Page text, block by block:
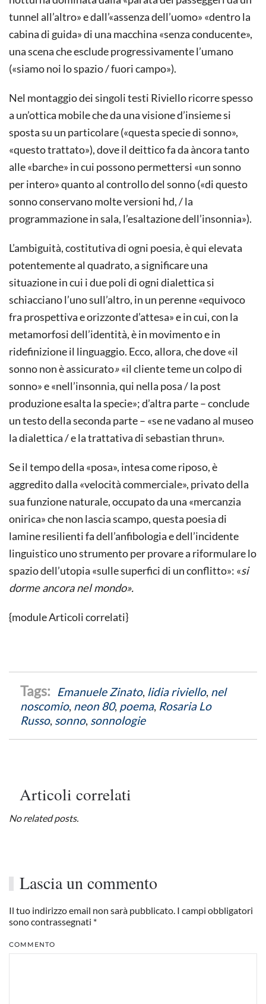
tunnel all’altro» e dall’«assenza dell’uomo» «dentro la
cabina di guida» di una macchina «senza conducente»,
una scena che esclude progressivamente l’umano
(«siamo noi lo spazio / fuori campo»).
Nel montaggio dei singoli testi Riviello ricorre spesso
a un’ottica mobile che da una visione d’insieme si
sposta su un particolare («questa specie di sonno»,
«questo trattato»), dove il deittico fa da àncora tanto
alle «barche» in cui possono permettersi «un sonno
per intero» quanto al controllo del sonno («di questo
sonno conservano molte versioni hd, / la
programmazione in sala, l’esaltazione dell’insonnia»).
L’ambiguità, costitutiva di ogni poesia, è qui elevata
potentemente al quadrato, a significare una
situazione in cui i due poli di ogni dialettica si
schiacciano l’uno sull’altro, in un perenne «equivoco
fra prospettiva e orizzonte d’attesa» e in cui, con la
metamorfosi dell’identità, è in movimento e in
ridefinizione il linguaggio. Ecco, allora, che dove «il
sonno non è assicurato»«il cliente teme un colpo di
sonno» e «nell’insonnia, qui nella posa / la post
produzione esalta la specie»; d’altra parte – conclude
un testo della seconda parte – «se ne vadano al museo
la dialettica / e la trattativa di sebastian thrun».
Se il tempo della «posa», intesa come riposo, è
aggredito dalla «velocità commerciale», privato della
sua funzione naturale, occupato da una «mercanzia
onirica» che non lascia scampo, questa poesia di
lamine resilienti fa dell’anfibologia e dell’incidente
linguistico uno strumento per provare a riformulare lo
spazio dell’utopia «sulle superfici di un conflitto»: «si
dorme ancora nel mondo».
{module Articoli correlati}
Emanuele Zinato, lidia riviello, nel
noscomio, neon 80, poema, Rosaria Lo
Russo, sonno, sonnologie
Articoli correlati
No related posts.
Lascia un commento
Il tuo indirizzo email non sarà pubblicato. I campi obbligatori
sono contrassegnati *
COMMENTO